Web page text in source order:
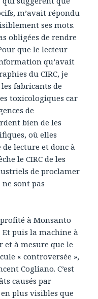
m’avait répondu
ses mots.
obligées de rendre
que le lecteur
qu’avait
du CIRC, je
fabricants de
toxicologiques car
de
bien de les
où elles
lecture et donc à
le CIRC de les
de proclamer
sont pas
profité à Monsanto
puis la machine à
et à mesure que le
« controversée »,
Cogliano. C’est
causés par
plus visibles que